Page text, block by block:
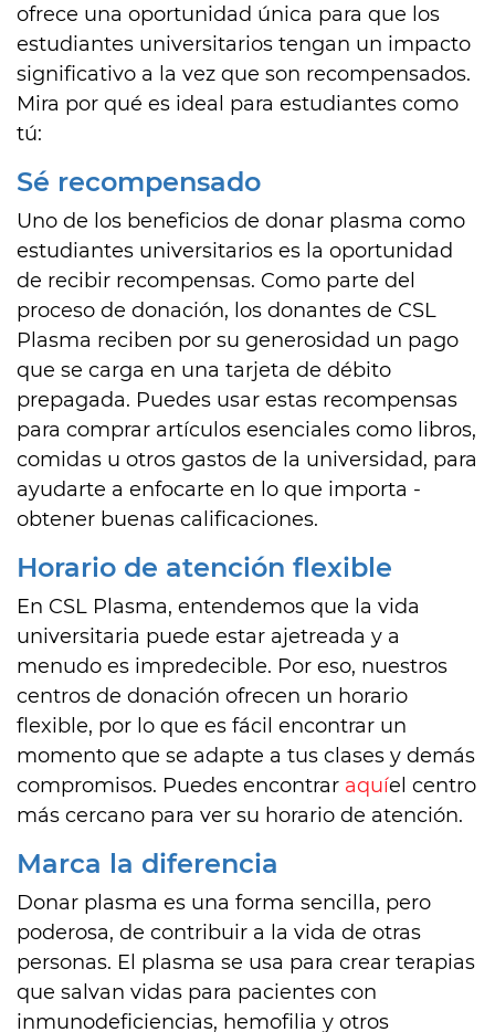
ofrece una oportunidad única para que los
estudiantes universitarios tengan un impacto
significativo a la vez que son recompensados.
Mira por qué es ideal para estudiantes como
tú:
Sé recompensado
Uno de los beneficios de donar plasma como
estudiantes universitarios es la oportunidad
de recibir recompensas. Como parte del
proceso de donación, los donantes de CSL
Plasma reciben por su generosidad un pago
que se carga en una tarjeta de débito
prepagada. Puedes usar estas recompensas
para comprar artículos esenciales como libros,
comidas u otros gastos de la universidad, para
ayudarte a enfocarte en lo que importa -
obtener buenas calificaciones.
Horario de atención flexible
En CSL Plasma, entendemos que la vida
universitaria puede estar ajetreada y a
menudo es impredecible. Por eso, nuestros
centros de donación ofrecen un horario
flexible, por lo que es fácil encontrar un
momento que se adapte a tus clases y demás
compromisos. Puedes encontrar aquíel centro
más cercano para ver su horario de atención.
Marca la diferencia
Donar plasma es una forma sencilla, pero
poderosa, de contribuir a la vida de otras
personas. El plasma se usa para crear terapias
que salvan vidas para pacientes con
inmunodeficiencias, hemofilia y otros